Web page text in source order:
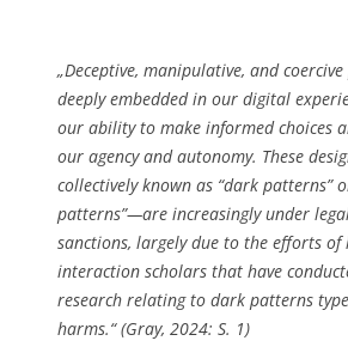
„Deceptive, manipulative, and
deeply embedded in our digital
our ability to make informed choices
our agency and autonomy. These
collectively known as “dark patterns”
patterns”—are increasingly under
sanctions, largely due to the efforts of
interaction scholars that have
research relating to dark patterns
harms.“ (Gray, 2024: S. 1)